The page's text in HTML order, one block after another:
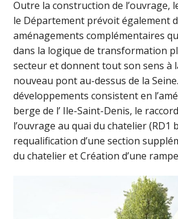
Outre la construction de l’ouvrage,
le Département prévoit également
aménagements complémentaires
dans la logique de transformation
secteur et donnent tout son sens à
nouveau pont au-dessus de la
développements consistent en
berge de l’ Ile-Saint-Denis, le
l’ouvrage au quai du chatelier (RD1
requalification d’une section
du chatelier et Création d’une rampe